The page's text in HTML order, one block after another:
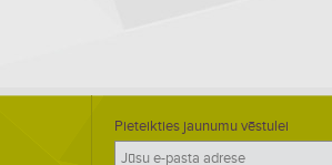
Pieteikties jaunumu vēstulei